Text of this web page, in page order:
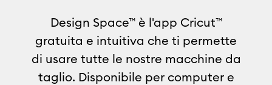
Design Space™ è l'app Cricut™
gratuita e intuitiva che ti permette
di usare tutte le nostre macchine da
taglio. Disponibile per computer e